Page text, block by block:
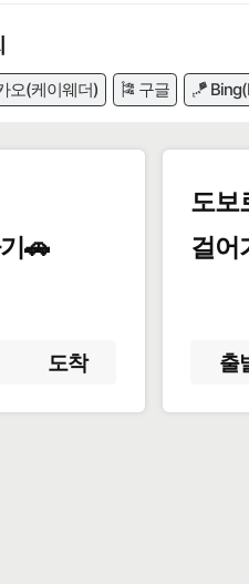
오(케이웨더) 🎏 구글 🪁
🚗
도착
도보
걸어
출